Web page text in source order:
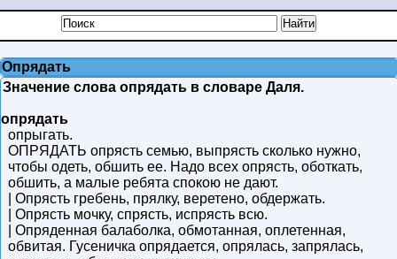
Опрядать
Значение слова опрядать в словаре Даля.
опрядать
опрыгать.
ОПРЯДАТЬ опрясть семью, выпрясть сколько нужно,
чтобы одеть, обшить ее. Надо всех опрясть, оботкать,
обшить, а малые ребята спокою не дают.
| Опрясть гребень, прялку, веретено, обдержать.
| Опрясть мочку, спрясть, испрясть всю.
| Опряденная балаболка, обмотанная, оплетенная,
обвитая. Гусеничка опрядается, опрялась, запрялась,